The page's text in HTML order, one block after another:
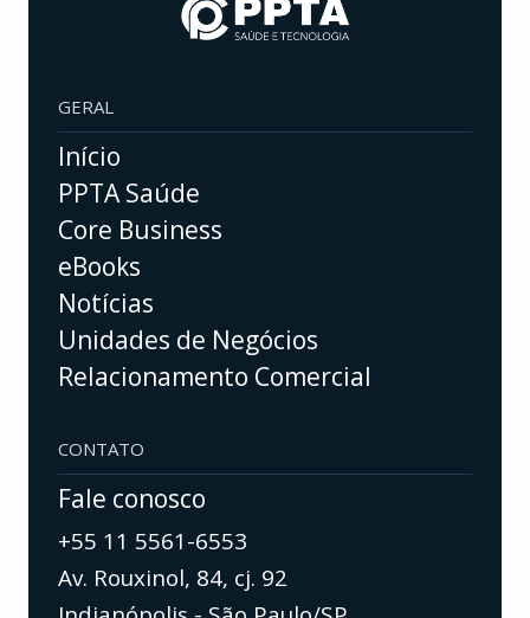
GERAL
Início
PPTA Saúde
Core Business
eBooks
Notícias
Unidades de Negócios
Relacionamento Comercial
CONTATO
Fale conosco
+55 11 5561-6553
Av. Rouxinol, 84, cj. 92